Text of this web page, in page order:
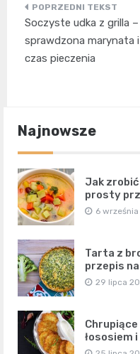
Nawigacja
wpisu
Soczyste udka z grilla –
sprawdzona marynata i
czas pieczenia
Najnowsze
Jak
prosty
6
Tarta z
przepis
29 lipca
łososiem